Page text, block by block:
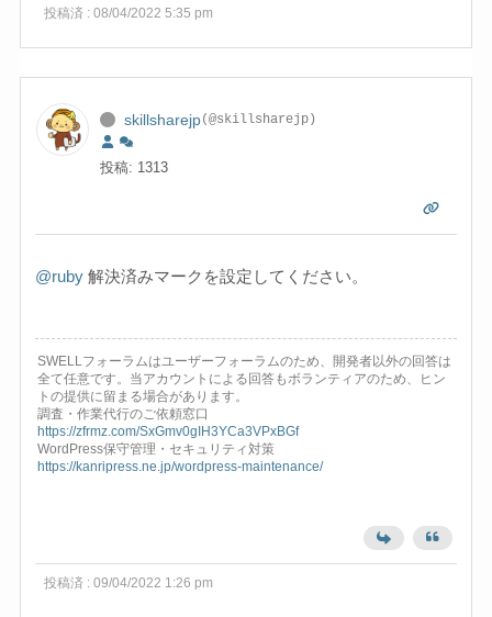
投稿済 : 08/04/2022 5:35 pm
skillsharejp(@skillsharejp)
投稿: 1313
@ruby解決済みマークを設定してください。
SWELLフォーラムはユーザーフォーラムのため、開発者以外の回答は
全て任意です。当アカウントによる回答もボランティアのため、ヒン
トの提供に留まる場合があります。
調査・作業代行のご依頼窓口
https://zfrmz.com/SxGmv0gIH3YCa3VPxBGf
WordPress保守管理・セキュリティ対策
https://kanripress.ne.jp/wordpress-maintenance/
投稿済 : 09/04/2022 1:26 pm